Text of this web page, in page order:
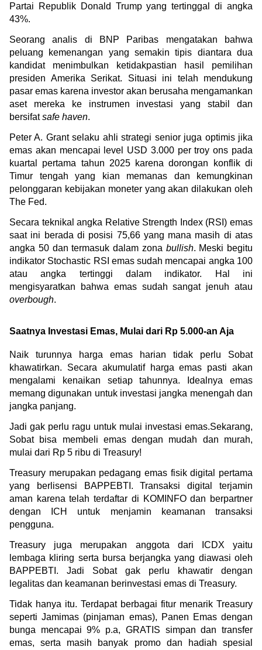
Partai Republik Donald Trump yang tertinggal di angka
43%.
Seorang analis di BNP Paribas mengatakan bahwa
peluang kemenangan yang semakin tipis diantara dua
kandidat menimbulkan ketidakpastian hasil pemilihan
presiden Amerika Serikat. Situasi ini telah mendukung
pasar emas karena investor akan berusaha mengamankan
aset mereka ke instrumen investasi yang stabil dan
bersifat safe haven.
Peter A. Grant selaku ahli strategi senior juga optimis jika
emas akan mencapai level USD 3.000 per troy ons pada
kuartal pertama tahun 2025 karena dorongan konflik di
Timur tengah yang kian memanas dan kemungkinan
pelonggaran kebijakan moneter yang akan dilakukan oleh
The Fed.
Secara teknikal angka Relative Strength Index (RSI) emas
saat ini berada di posisi 75,66 yang mana masih di atas
angka 50 dan termasuk dalam zona bullish. Meski begitu
indikator Stochastic RSI emas sudah mencapai angka 100
atau angka tertinggi dalam indikator. Hal ini
overbough.
Saatnya Investasi Emas, Mulai dari Rp 5.000-an Aja
Naik turunnya harga emas harian tidak perlu Sobat
khawatirkan. Secara akumulatif harga emas pasti akan
mengalami kenaikan setiap tahunnya. Idealnya emas
memang digunakan untuk investasi jangka menengah dan
jangka panjang.
Jadi gak perlu ragu untuk mulai investasi emas.Sekarang,
Sobat bisa membeli emas dengan mudah dan murah,
mulai dari Rp 5 ribu di Treasury!
Treasury merupakan pedagang emas fisik digital pertama
yang berlisensi BAPPEBTI. Transaksi digital terjamin
aman karena telah terdaftar di KOMINFO dan berpartner
dengan ICH untuk menjamin keamanan transaksi
pengguna.
Treasury juga merupakan anggota dari ICDX yaitu
lembaga kliring serta bursa berjangka yang diawasi oleh
BAPPEBTI. Jadi Sobat gak perlu khawatir dengan
legalitas dan keamanan berinvestasi emas di Treasury.
Tidak hanya itu. Terdapat berbagai fitur menarik Treasury
seperti Jamimas (pinjaman emas), Panen Emas dengan
bunga mencapai 9% p.a, GRATIS simpan dan transfer
emas, serta masih banyak promo dan hadiah spesial